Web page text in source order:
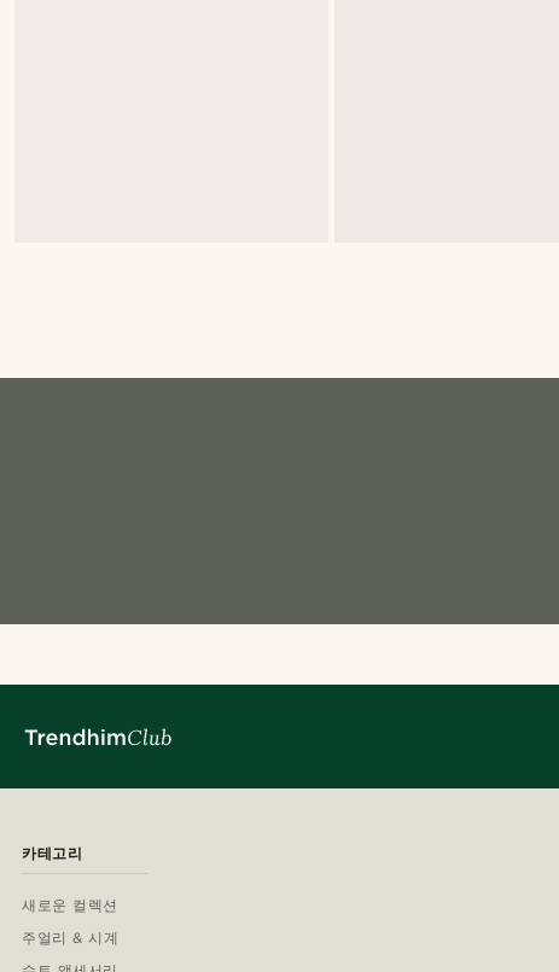
카테고리
새로운 컬렉션
주얼리 & 시계